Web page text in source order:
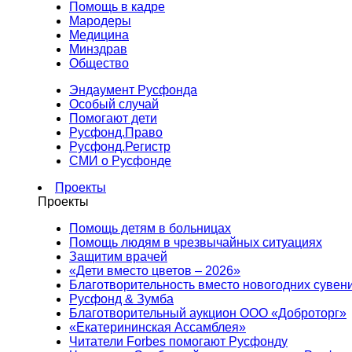
Помощь в кадре
Мародеры
Медицина
Минздрав
Общество
Эндаумент Русфонда
Особый случай
Помогают дети
Русфонд.Право
Русфонд.Регистр
СМИ о Русфонде
Проекты
Проекты
Помощь детям в больницах
Помощь людям в чрезвычайных ситуациях
Защитим врачей
«Дети вместо цветов – 2026»
Благотворительность вместо новогодних
Русфонд & Зумба
Благотворительный аукцион ООО «Доброторг»
«Екатерининская Ассамблея»
Читатели Forbes помогают Русфонду